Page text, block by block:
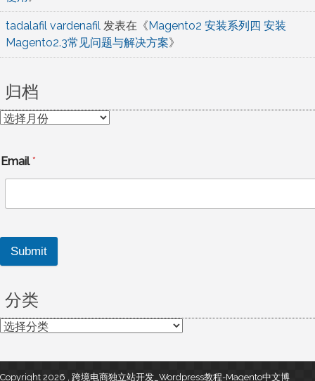
tadalafil vardenafil 发表在《Magento2 安装系列四 安装
Magento2.3常见问题与解决方案》
归档
归
Email*
Submit
分类
分
Copyright 2026 , 跨境电商独立站开发_Wordpress教程-Magento中文博